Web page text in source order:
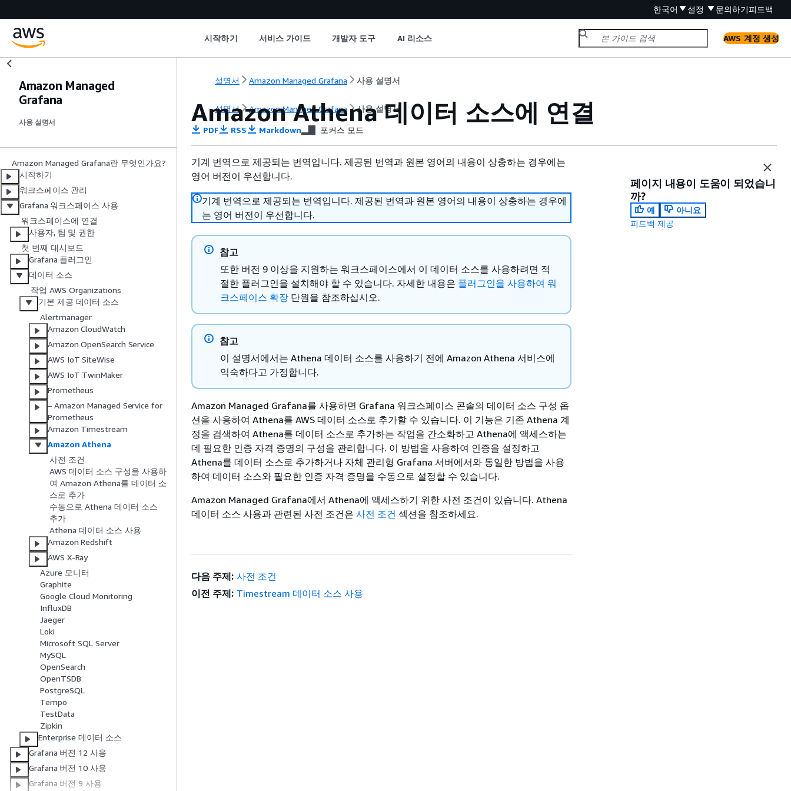
한국어 설정 문의하기피드백
시작하기 서비스 가이드 개발자 도구 AI 리소스 AWS 계정 생성
Amazon Managed
Grafana
사용 설명서
Amazon Managed Grafana란 무엇인가요?
시작하기
워크스페이스 관리
Grafana 워크스페이스 사용
워크스페이스에 연결
사용자, 팀 및 권한
첫 번째 대시보드
Grafana 플러그인
데이터 소스
작업 AWS Organizations
기본 제공 데이터 소스
Alertmanager
Amazon CloudWatch
Amazon OpenSearch Service
AWS IoT SiteWise
AWS IoT TwinMaker
Prometheus
– Amazon Managed Service for
Prometheus
Amazon Timestream
Amazon Athena
사전 조건
AWS 데이터 소스 구성을 사용하
여 Amazon Athena를 데이터 소
스로 추가
수동으로 Athena 데이터 소스
추가
Athena 데이터 소스 사용
Amazon Redshift
AWS X-Ray
Azure 모니터
Graphite
Google Cloud Monitoring
InfluxDB
Jaeger
Loki
Microsoft SQL Server
MySQL
OpenSearch
OpenTSDB
PostgreSQL
Tempo
TestData
Zipkin
Enterprise 데이터 소스
Grafana 버전 12 사용
Grafana 버전 10 사용
Grafana 버전 9 사용
설명서 Amazon Managed Grafana 사용 설명서
설명서 Amazon Managed Grafana 사용 설명서
Amazon Athena 데이터 소스에 연결
PDF RSS Markdown 포커스 모드
기계 번역으로 제공되는 번역입니다. 제공된 번역과 원본 영어의 내용이 상충하는 경우에는
영어 버전이 우선합니다.
기계 번역으로 제공되는 번역입니다. 제공된 번역과 원본 영어의 내용이 상충하는 경우에
는 영어 버전이 우선합니다.
참고
또한 버전 9 이상을 지원하는 워크스페이스에서 이 데이터 소스를 사용하려면 적
절한 플러그인을 설치해야 할 수 있습니다. 자세한 내용은 플러그인을 사용하여 워
크스페이스 확장 단원을 참조하십시오.
참고
이 설명서에서는 Athena 데이터 소스를 사용하기 전에 Amazon Athena 서비스에
익숙하다고 가정합니다.
Amazon Managed Grafana를 사용하면 Grafana 워크스페이스 콘솔의 데이터 소스 구성 옵
션을 사용하여 Athena를 AWS 데이터 소스로 추가할 수 있습니다. 이 기능은 기존 Athena 계
정을 검색하여 Athena를 데이터 소스로 추가하는 작업을 간소화하고 Athena에 액세스하는
데 필요한 인증 자격 증명의 구성을 관리합니다. 이 방법을 사용하여 인증을 설정하고
Athena를 데이터 소스로 추가하거나 자체 관리형 Grafana 서버에서와 동일한 방법을 사용
하여 데이터 소스와 필요한 인증 자격 증명을 수동으로 설정할 수 있습니다.
Amazon Managed Grafana에서 Athena에 액세스하기 위한 사전 조건이 있습니다. Athena
데이터 소스 사용과 관련된 사전 조건은 사전 조건 섹션을 참조하세요.
페이지 내용이 도움이 되었습니
까?
예
아니요
피드백 제공
다음 주제: 사전 조건
이전 주제: Timestream 데이터 소스 사용